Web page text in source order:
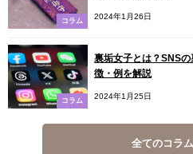
コラム
2024年1月26日
コラム
裏垢女子とは？SNS
徴・例を解説
2024年1月25日
全てのコラ